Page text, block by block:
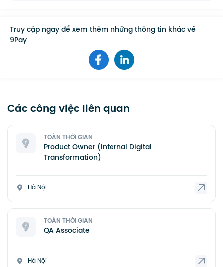
Truy cập ngay để xem thêm những thông tin khác về
9Pay
Các công việc liên quan
TOÀN THỜI GIAN
Product Owner (Internal Digital
Transformation)
Hà Nội
TOÀN THỜI GIAN
QA Associate
Hà Nội